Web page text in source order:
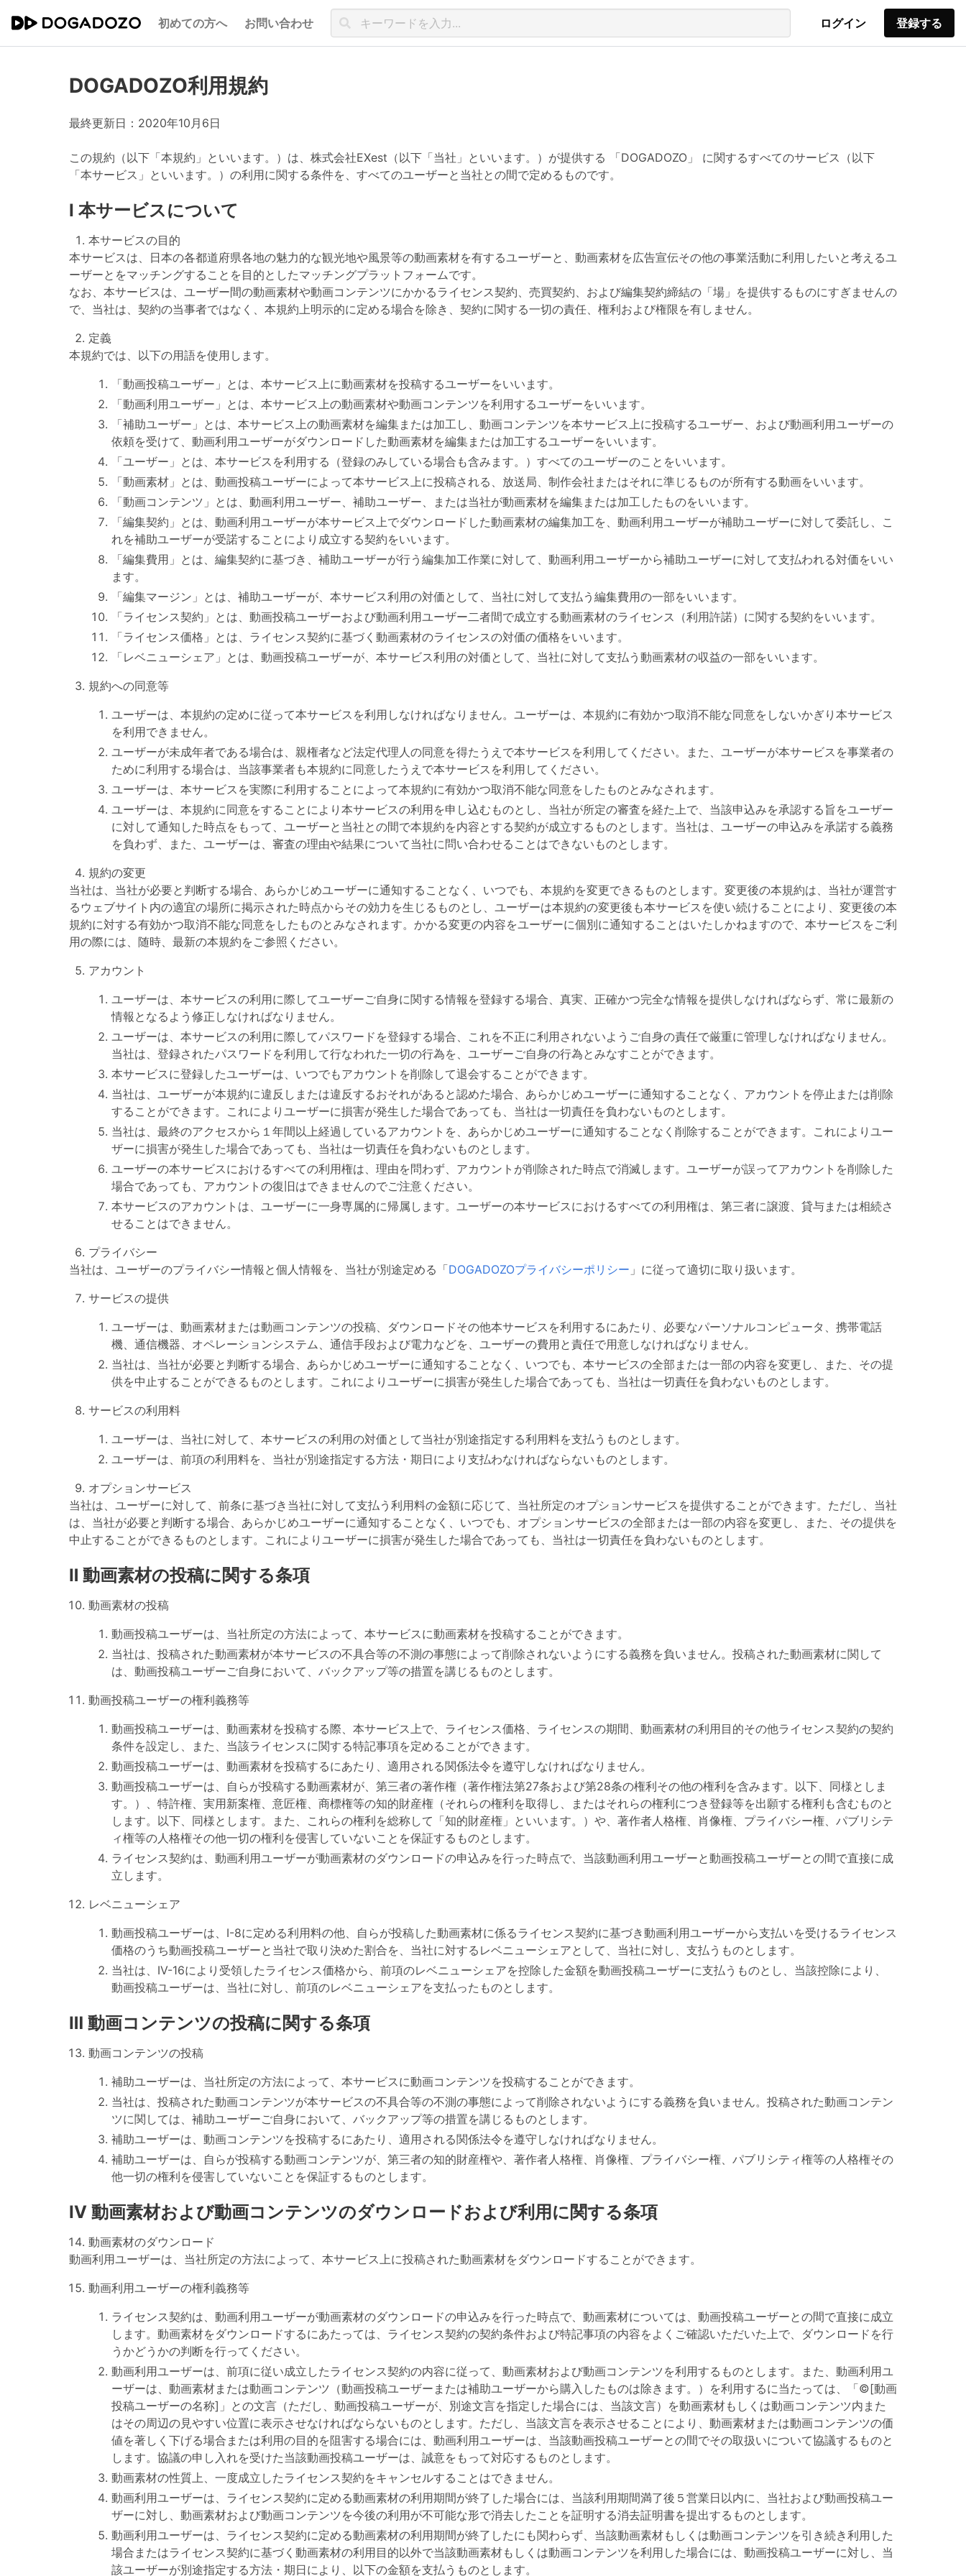
初めての方へ お問い合わせ ログイン 登録する
DOGADOZO利用規約
最終更新日：2020年10月6日
この規約（以下「本規約」といいます。）は、株式会社EXest（以下「当社」といいます。）が提供する 「DOGADOZO」 に関するすべてのサービス（以下
「本サービス」といいます。）の利用に関する条件を、すべてのユーザーと当社との間で定めるものです。
Ⅰ 本サービスについて
本サービスの目的
本サービスは、日本の各都道府県各地の魅力的な観光地や風景等の動画素材を有するユーザーと、動画素材を広告宣伝その他の事業活動に利用したいと考えるユ
ーザーとをマッチングすることを目的としたマッチングプラットフォームです。
なお、本サービスは、ユーザー間の動画素材や動画コンテンツにかかるライセンス契約、売買契約、および編集契約締結の「場」を提供するものにすぎませんの
で、当社は、契約の当事者ではなく、本規約上明示的に定める場合を除き、契約に関する一切の責任、権利および権限を有しません。
定義
本規約では、以下の用語を使用します。
「動画投稿ユーザー」とは、本サービス上に動画素材を投稿するユーザーをいいます。
「動画利用ユーザー」とは、本サービス上の動画素材や動画コンテンツを利用するユーザーをいいます。
「補助ユーザー」とは、本サービス上の動画素材を編集または加工し、動画コンテンツを本サービス上に投稿するユーザー、および動画利用ユーザーの
依頼を受けて、動画利用ユーザーがダウンロードした動画素材を編集または加工するユーザーをいいます。
「ユーザー」とは、本サービスを利用する（登録のみしている場合も含みます。）すべてのユーザーのことをいいます。
「動画素材」とは、動画投稿ユーザーによって本サービス上に投稿される、放送局、制作会社またはそれに準じるものが所有する動画をいいます。
「動画コンテンツ」とは、動画利用ユーザー、補助ユーザー、または当社が動画素材を編集または加工したものをいいます。
「編集契約」とは、動画利用ユーザーが本サービス上でダウンロードした動画素材の編集加工を、動画利用ユーザーが補助ユーザーに対して委託し、こ
れを補助ユーザーが受諾することにより成立する契約をいいます。
「編集費用」とは、編集契約に基づき、補助ユーザーが行う編集加工作業に対して、動画利用ユーザーから補助ユーザーに対して支払われる対価をいい
ます。
「編集マージン」とは、補助ユーザーが、本サービス利用の対価として、当社に対して支払う編集費用の一部をいいます。
「ライセンス契約」とは、動画投稿ユーザーおよび動画利用ユーザー二者間で成立する動画素材のライセンス（利用許諾）に関する契約をいいます。
「ライセンス価格」とは、ライセンス契約に基づく動画素材のライセンスの対価の価格をいいます。
「レベニューシェア」とは、動画投稿ユーザーが、本サービス利用の対価として、当社に対して支払う動画素材の収益の一部をいいます。
規約への同意等
ユーザーは、本規約の定めに従って本サービスを利用しなければなりません。ユーザーは、本規約に有効かつ取消不能な同意をしないかぎり本サービス
を利用できません。
ユーザーが未成年者である場合は、親権者など法定代理人の同意を得たうえで本サービスを利用してください。また、ユーザーが本サービスを事業者の
ために利用する場合は、当該事業者も本規約に同意したうえで本サービスを利用してください。
ユーザーは、本サービスを実際に利用することによって本規約に有効かつ取消不能な同意をしたものとみなされます。
ユーザーは、本規約に同意をすることにより本サービスの利用を申し込むものとし、当社が所定の審査を経た上で、当該申込みを承認する旨をユーザー
に対して通知した時点をもって、ユーザーと当社との間で本規約を内容とする契約が成立するものとします。当社は、ユーザーの申込みを承諾する義務
を負わず、また、ユーザーは、審査の理由や結果について当社に問い合わせることはできないものとします。
規約の変更
当社は、当社が必要と判断する場合、あらかじめユーザーに通知することなく、いつでも、本規約を変更できるものとします。変更後の本規約は、当社が運営す
るウェブサイト内の適宜の場所に掲示された時点からその効力を生じるものとし、ユーザーは本規約の変更後も本サービスを使い続けることにより、変更後の本
規約に対する有効かつ取消不能な同意をしたものとみなされます。かかる変更の内容をユーザーに個別に通知することはいたしかねますので、本サービスをご利
用の際には、随時、最新の本規約をご参照ください。
アカウント
ユーザーは、本サービスの利用に際してユーザーご自身に関する情報を登録する場合、真実、正確かつ完全な情報を提供しなければならず、常に最新の
情報となるよう修正しなければなりません。
ユーザーは、本サービスの利用に際してパスワードを登録する場合、これを不正に利用されないようご自身の責任で厳重に管理しなければなりません。
当社は、登録されたパスワードを利用して行なわれた一切の行為を、ユーザーご自身の行為とみなすことができます。
本サービスに登録したユーザーは、いつでもアカウントを削除して退会することができます。
当社は、ユーザーが本規約に違反しまたは違反するおそれがあると認めた場合、あらかじめユーザーに通知することなく、アカウントを停止または削除
することができます。これによりユーザーに損害が発生した場合であっても、当社は一切責任を負わないものとします。
当社は、最終のアクセスから１年間以上経過しているアカウントを、あらかじめユーザーに通知することなく削除することができます。これによりユー
ザーに損害が発生した場合であっても、当社は一切責任を負わないものとします。
ユーザーの本サービスにおけるすべての利用権は、理由を問わず、アカウントが削除された時点で消滅します。ユーザーが誤ってアカウントを削除した
場合であっても、アカウントの復旧はできませんのでご注意ください。
本サービスのアカウントは、ユーザーに一身専属的に帰属します。ユーザーの本サービスにおけるすべての利用権は、第三者に譲渡、貸与または相続さ
せることはできません。
プライバシー
当社は、ユーザーのプライバシー情報と個人情報を、当社が別途定める「DOGADOZOプライバシーポリシー 」に従って適切に取り扱います。
サービスの提供
ユーザーは、動画素材または動画コンテンツの投稿、ダウンロードその他本サービスを利用するにあたり、必要なパーソナルコンピュータ、携帯電話
機、通信機器、オペレーションシステム、通信手段および電力などを、ユーザーの費用と責任で用意しなければなりません。
当社は、当社が必要と判断する場合、あらかじめユーザーに通知することなく、いつでも、本サービスの全部または一部の内容を変更し、また、その提
供を中止することができるものとします。これによりユーザーに損害が発生した場合であっても、当社は一切責任を負わないものとします。
サービスの利用料
ユーザーは、当社に対して、本サービスの利用の対価として当社が別途指定する利用料を支払うものとします。
ユーザーは、前項の利用料を、当社が別途指定する方法・期日により支払わなければならないものとします。
オプションサービス
当社は、ユーザーに対して、前条に基づき当社に対して支払う利用料の金額に応じて、当社所定のオプションサービスを提供することができます。ただし、当社
は、当社が必要と判断する場合、あらかじめユーザーに通知することなく、いつでも、オプションサービスの全部または一部の内容を変更し、また、その提供を
中止することができるものとします。これによりユーザーに損害が発生した場合であっても、当社は一切責任を負わないものとします。
Ⅱ 動画素材の投稿に関する条項
動画素材の投稿
動画投稿ユーザーは、当社所定の方法によって、本サービスに動画素材を投稿することができます。
当社は、投稿された動画素材が本サービスの不具合等の不測の事態によって削除されないようにする義務を負いません。投稿された動画素材に関して
は、動画投稿ユーザーご自身において、バックアップ等の措置を講じるものとします。
動画投稿ユーザーの権利義務等
動画投稿ユーザーは、動画素材を投稿する際、本サービス上で、ライセンス価格、ライセンスの期間、動画素材の利用目的その他ライセンス契約の契約
条件を設定し、また、当該ライセンスに関する特記事項を定めることができます。
動画投稿ユーザーは、動画素材を投稿するにあたり、適用される関係法令を遵守しなければなりません。
動画投稿ユーザーは、自らが投稿する動画素材が、第三者の著作権（著作権法第27条および第28条の権利その他の権利を含みます。以下、同様としま
す。）、特許権、実用新案権、意匠権、商標権等の知的財産権（それらの権利を取得し、またはそれらの権利につき登録等を出願する権利も含むものと
します。以下、同様とします。また、これらの権利を総称して「知的財産権」といいます。）や、著作者人格権、肖像権、プライバシー権、パブリシテ
ィ権等の人格権その他一切の権利を侵害していないことを保証するものとします。
ライセンス契約は、動画利用ユーザーが動画素材のダウンロードの申込みを行った時点で、当該動画利用ユーザーと動画投稿ユーザーとの間で直接に成
立します。
レベニューシェア
動画投稿ユーザーは、Ⅰ-8に定める利用料の他、自らが投稿した動画素材に係るライセンス契約に基づき動画利用ユーザーから支払いを受けるライセンス
価格のうち動画投稿ユーザーと当社で取り決めた割合を、当社に対するレベニューシェアとして、当社に対し、支払うものとします。
当社は、IV-16により受領したライセンス価格から、前項のレベニューシェアを控除した金額を動画投稿ユーザーに支払うものとし、当該控除により、
動画投稿ユーザーは、当社に対し、前項のレベニューシェアを支払ったものとします。
Ⅲ 動画コンテンツの投稿に関する条項
動画コンテンツの投稿
補助ユーザーは、当社所定の方法によって、本サービスに動画コンテンツを投稿することができます。
当社は、投稿された動画コンテンツが本サービスの不具合等の不測の事態によって削除されないようにする義務を負いません。投稿された動画コンテン
ツに関しては、補助ユーザーご自身において、バックアップ等の措置を講じるものとします。
補助ユーザーは、動画コンテンツを投稿するにあたり、適用される関係法令を遵守しなければなりません。
補助ユーザーは、自らが投稿する動画コンテンツが、第三者の知的財産権や、著作者人格権、肖像権、プライバシー権、パブリシティ権等の人格権その
他一切の権利を侵害していないことを保証するものとします。
IV 動画素材および動画コンテンツのダウンロードおよび利用に関する条項
動画素材のダウンロード
動画利用ユーザーは、当社所定の方法によって、本サービス上に投稿された動画素材をダウンロードすることができます。
動画利用ユーザーの権利義務等
ライセンス契約は、動画利用ユーザーが動画素材のダウンロードの申込みを行った時点で、動画素材については、動画投稿ユーザーとの間で直接に成立
します。動画素材をダウンロードするにあたっては、ライセンス契約の契約条件および特記事項の内容をよくご確認いただいた上で、ダウンロードを行
うかどうかの判断を行ってください。
動画利用ユーザーは、前項に従い成立したライセンス契約の内容に従って、動画素材および動画コンテンツを利用するものとします。また、動画利用ユ
ーザーは、動画素材または動画コンテンツ（動画投稿ユーザーまたは補助ユーザーから購入したものは除きます。）を利用するに当たっては、「©[動画
投稿ユーザーの名称]」との文言（ただし、動画投稿ユーザーが、別途文言を指定した場合には、当該文言）を動画素材もしくは動画コンテンツ内また
はその周辺の見やすい位置に表示させなければならないものとします。ただし、当該文言を表示させることにより、動画素材または動画コンテンツの価
値を著しく下げる場合または利用の目的を阻害する場合には、動画利用ユーザーは、当該動画投稿ユーザーとの間でその取扱いについて協議するものと
します。協議の申し入れを受けた当該動画投稿ユーザーは、誠意をもって対応するものとします。
動画素材の性質上、一度成立したライセンス契約をキャンセルすることはできません。
動画利用ユーザーは、ライセンス契約に定める動画素材の利用期間が終了した場合には、当該利用期間満了後５営業日以内に、当社および動画投稿ユー
ザーに対し、動画素材および動画コンテンツを今後の利用が不可能な形で消去したことを証明する消去証明書を提出するものとします。
動画利用ユーザーは、ライセンス契約に定める動画素材の利用期間が終了したにも関わらず、当該動画素材もしくは動画コンテンツを引き続き利用した
場合またはライセンス契約に基づく動画素材の利用目的以外で当該動画素材もしくは動画コンテンツを利用した場合には、動画投稿ユーザーに対し、当
該ユーザーが別途指定する方法・期日により、以下の金額を支払うものとします。